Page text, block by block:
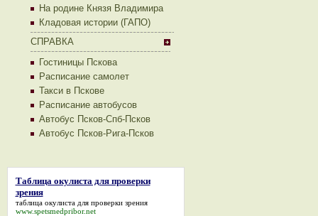
На родине Князя Владимира
Кладовая истории (ГАПО)
СПРАВКА
Гостиницы Пскова
Расписание самолет
Такси в Пскове
Расписание автобусов
Автобус Псков-Спб-Псков
Автобус Псков-Рига-Псков
Таблица окулиста для проверки
зрения
таблица окулиста для проверки зрения
www.spetsmedpribor.net